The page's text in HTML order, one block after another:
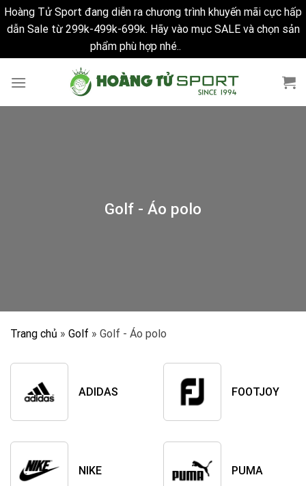
Hoàng Tử Sport đang diễn ra chương trình khuyến mãi cực hấp
dẫn Sale từ 299k-499k-699k. Hãy vào mục SALE và chọn sản
phẩm phù hợp nhé..
Golf - Áo polo
Trang chủ » Golf » Golf - Áo polo
ADIDAS FOOTJOY
NIKE PUMA